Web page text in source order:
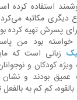
استفاده کرده
دیگری مکاتبه
پسرش تهیه کرده
خواسته بود من
زبانی است که
ویژه کودکان و
عمیق بودند و
کم کم به